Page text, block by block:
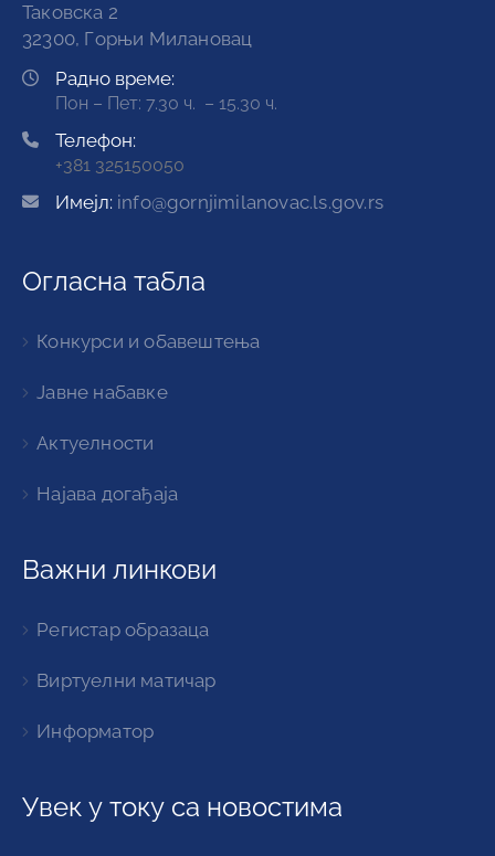
Таковска 2
32300, Горњи Милановац
Радно време:
Пон – Пет: 7.30 ч. – 15.30 ч.
Телефон:
+381 325150050
Имејл: info@gornjimilanovac.ls.gov.rs
Огласна табла
Конкурси и обавештења
Јавне набавке
Актуелности
Најава догађаја
Важни линкови
Регистар образаца
Виртуелни матичар
Информатор
Увек у току са новостима